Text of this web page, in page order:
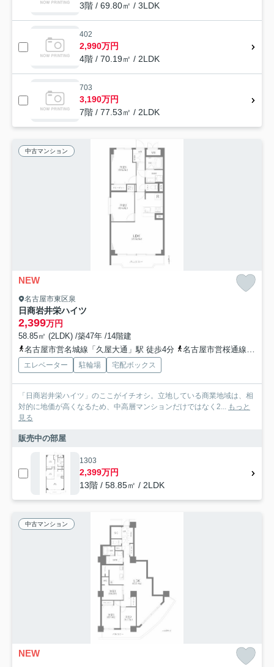
3階 / 69.80㎡ / 3LDK
402
2,990万円
4階 / 70.19㎡ / 2LDK
703
3,190万円
7階 / 77.53㎡ / 2LDK
中古マンション
NEW
名古屋市東区泉
日商岩井栄ハイツ
2,399万円
58.85㎡ (2LDK) /築47年 /14階建
名古屋市営名城線「久屋大通」駅 徒歩4分
名古屋市営桜通線「久屋大通」駅 徒歩4分
エレベーター 駐輪場 宅配ボックス
「日商岩井栄ハイツ」のここがイチオシ。立地している商業地域は、相
対的に地価が高くなるため、中高層マンションだけではなく2... もっと
見る
販売中の部屋
1303
2,399万円
13階 / 58.85㎡ / 2LDK
中古マンション
NEW